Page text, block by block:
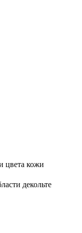
цвета кожи
декольте